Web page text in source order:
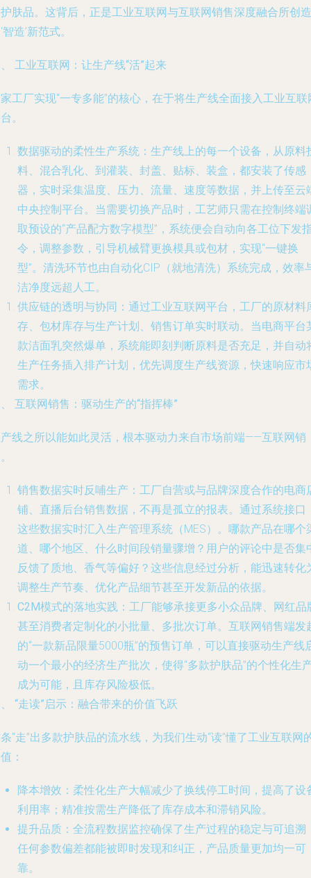
肤品。这背后，正是工业互联网与互联网销售深度融合所创造
智造’新范式。
工业互联网：让生产线“活”起来
工厂实现“一专多能”的核心，在于将生产线全面接入工业互联
。
数据驱动的柔性生产系统 ：生产线上的每一个设备，从原料
料、混合乳化、到灌装、封盖、贴标、装盒，都安装了传感
器，实时采集温度、压力、流量、速度等数据，并上传至云
中央控制平台。当需要切换产品时，工艺师只需在控制终端
取预设的“产品配方数字模型”，系统便会自动向各工位下发
令，调整参数，引导机械臂更换模具或包材，实现“一键换
型”。清洗环节也由自动化CIP（就地清洗）系统完成，效率
洁净度远超人工。
供应链的透明与协同 ：通过工业互联网平台，工厂的原材料
存、包材库存与生产计划、销售订单实时联动。当电商平台
款洁面乳突然爆单，系统能即刻判断原料是否充足，并自动
生产任务插入排产计划，优先调度生产线资源，快速响应市
需求。
互联网销售：驱动生产的“指挥棒”
线之所以能如此灵活，根本驱动力来自市场前端——互联网销
销售数据实时反哺生产 ：工厂自营或与品牌深度合作的电商
铺、直播后台销售数据，不再是孤立的报表。通过系统接口
这些数据实时汇入生产管理系统（MES）。哪款产品在哪个
道、哪个地区、什么时间段销量骤增？用户的评论中是否集
反馈了质地、香气等偏好？这些信息经过分析，能迅速转化
调整生产节奏、优化产品细节甚至开发新品的依据。
C2M模式的落地实践 ：工厂能够承接更多小众品牌、网红品
甚至消费者定制化的小批量、多批次订单。互联网销售端发
的“一款新品限量5000瓶”的预售订单，可以直接驱动生产线
动一个最小的经济生产批次，使得“多款护肤品”的个性化生
成为可能，且库存风险极低。
“走读”启示：融合带来的价值飞跃
“走”出多款护肤品的流水线，为我们生动“读”懂了工业互联网
：
降本增效 ：柔性化生产大幅减少了换线停工时间，提高了设
利用率；精准按需生产降低了库存成本和滞销风险。
提升品质 ：全流程数据监控确保了生产过程的稳定与可追溯
任何参数偏差都能被即时发现和纠正，产品质量更加均一可
靠。